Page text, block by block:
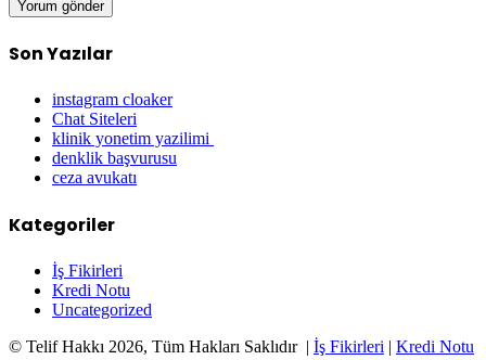
Son Yazılar
instagram cloaker
Chat Siteleri
klinik yonetim yazilimi
denklik başvurusu
ceza avukatı
Kategoriler
İş Fikirleri
Kredi Notu
Uncategorized
© Telif Hakkı 2026, Tüm Hakları Saklıdır | İş Fikirleri | Kredi Notu